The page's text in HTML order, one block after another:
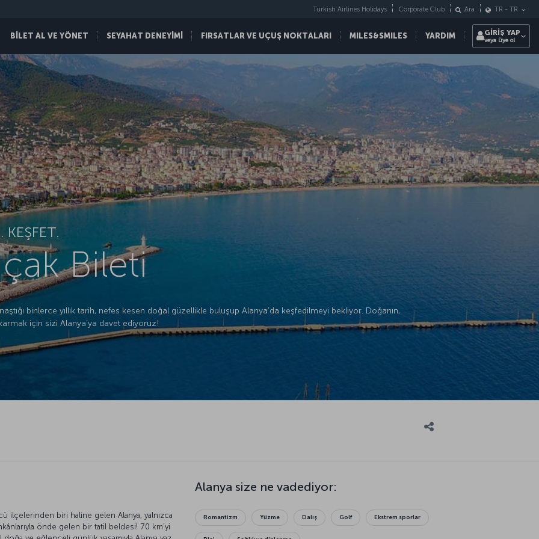
BİLET AL VE YÖNET SEYAHAT DENEYİMİ FIRSATLAR VE UÇUŞ NOKTALARI MILES&SMILES YARDIM
Turkish Airlines Holidays Corporate Club Ara TR - TR
GİRİŞ YAP
veya üye ol
Bileti
binlerce yıllık tarih, nefes kesen doğal güzellikle buluşup Alanya’da keşfedilmeyi bekliyor. Doğanın,
için sizi Alanya’ya davet ediyoruz!
ilçelerinden biri haline gelen Alanya, yalnızca
önde gelen bir tatil beldesi! 70 km’yi
Alanya size ne vadediyor:
Romantizm Yüzme Dalış Golf Ekstrem sporlar